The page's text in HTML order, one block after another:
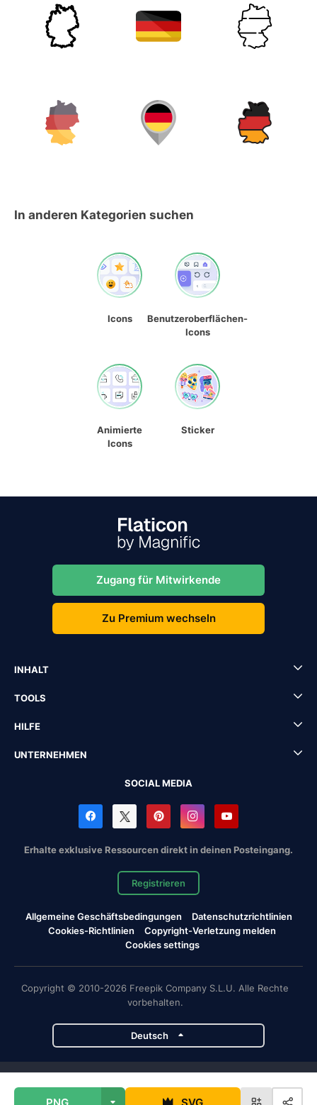
In anderen Kategorien suchen
Icons
Benutzeroberflächen-
Icons
Animierte
Icons
Sticker
Zugang für Mitwirkende
Zu Premium wechseln
INHALT
TOOLS
HILFE
UNTERNEHMEN
SOCIAL MEDIA
Erhalte exklusive Ressourcen direkt in deinen Posteingang.
Registrieren
Allgemeine Geschäftsbedingungen
Datenschutzrichtlinien
Cookies-Richtlinien
Copyright-Verletzung melden
Cookies settings
Copyright © 2010-2026 Freepik Company S.L.U. Alle Rechte
vorbehalten.
Deutsch